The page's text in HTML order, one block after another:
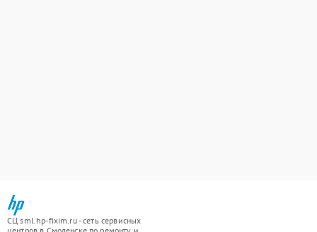
СЦ sml.hp-fixim.ru - сеть сервисных